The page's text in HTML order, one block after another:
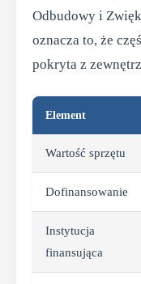
Odbudowy i
oznacza to, że
pokryta z
Element
Wartość sprzętu
Dofinansowanie
Instytucja
finansująca